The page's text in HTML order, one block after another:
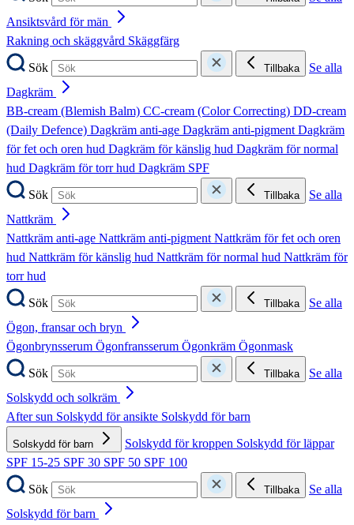
Ansiktsvård för män
Rakning och skäggvård Skäggfärg
Sök
Tillbaka
Se alla
Dagkräm
BB-cream (Blemish Balm) CC-cream (Color Correcting) DD-cream
(Daily Defence) Dagkräm anti-age Dagkräm anti-pigmentDagkräm
för fet och oren hud Dagkräm för känslig hud Dagkräm för normal
hud Dagkräm för torr hud Dagkräm SPF
Sök
Tillbaka
Se alla
Nattkräm
Nattkräm anti-age Nattkräm anti-pigmentNattkräm för fet och oren
hud Nattkräm för känslig hud Nattkräm för normal hud Nattkräm för
torr hud
Sök
Tillbaka
Se alla
Ögon, fransar och bryn
Ögonbrynsserum Ögonfransserum Ögonkräm Ögonmask
Sök
Tillbaka
Se alla
Solskydd och solkräm
After sun Solskydd för ansikte Solskydd för barn
Solskydd för barn Solskydd för kroppen Solskydd för läppar
SPF 15-25 SPF 30 SPF 50 SPF 100
Sök
Tillbaka
Se alla
Solskydd för barn